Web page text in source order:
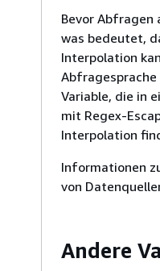
Bevor
was bedeutet,
Interpolation
Abfragesprache
Variable, die in
mit Regex-
Interpolation
Informationen
von
Andere